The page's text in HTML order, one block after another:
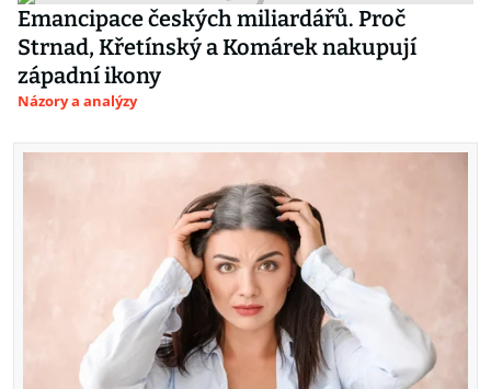
Emancipace českých miliardářů. Proč
Strnad, Křetínský a Komárek nakupují
západní ikony
Názory a analýzy